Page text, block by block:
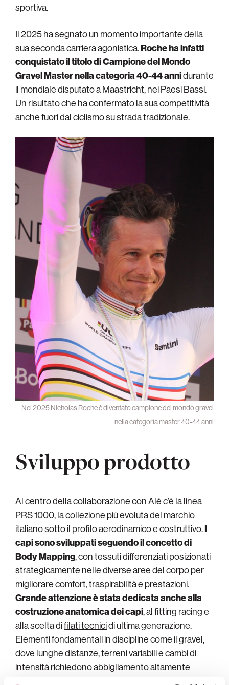
sportiva.
Il 2025 ha segnato un momento importante della
sua seconda carriera agonistica.Roche ha infatti
conquistato il titolo di Campione del Mondo
Gravel Master nella categoria 40-44 annidurante
il mondiale disputato a Maastricht, nei Paesi Bassi.
Un risultato che ha confermato la sua competitività
anche fuori dal ciclismo su strada tradizionale.
Nel 2025 Nicholas Roche è diventato campione del mondo gravel
nella categoria master 40-44 anni
Sviluppo prodotto
Al centro della collaborazione con Alé c’è la linea
PRS 1000, la collezione più evoluta del marchio
italiano sotto il profilo aerodinamico e costruttivo.I
capi sono sviluppati seguendo il concetto di
Body Mapping, con tessuti differenziati posizionati
strategicamente nelle diverse aree del corpo per
migliorare comfort, traspirabilità e prestazioni.
Grande attenzione è stata dedicata anche alla
costruzione anatomica dei capi, al fitting racing e
alla scelta difilati tecnicidi ultima generazione.
Elementi fondamentali in discipline come il gravel,
dove lunghe distanze, terreni variabili e cambi di
intensità richiedono abbigliamento altamente